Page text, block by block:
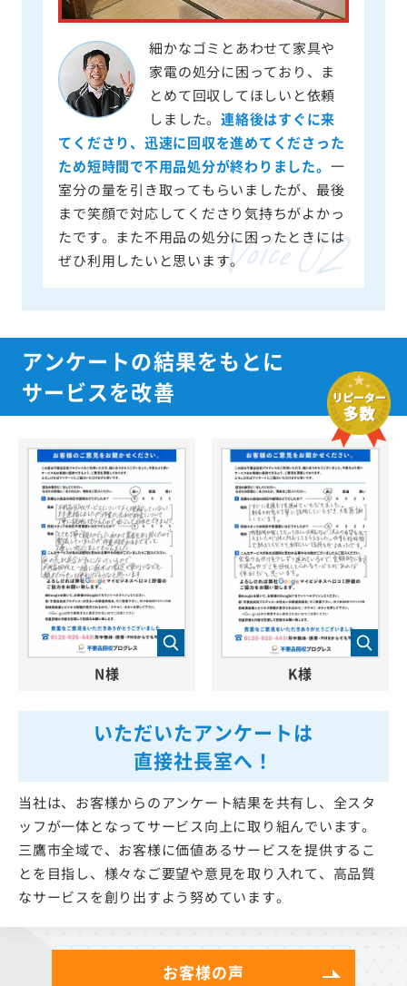
細かなゴミとあわせて家具や
家電の処分に困っており、ま
とめて回収してほしいと依頼
しました。連絡後はすぐに来
てくださり、迅速に回収を進めてくださった
ため短時間で不用品処分が終わりました。 一
室分の量を引き取ってもらいましたが、最後
まで笑顔で対応してくださり気持ちがよかっ
たです。また不用品の処分に困ったときには
ぜひ利用したいと思います。
アンケートの結果をもとに
サービスを改善
いただいたアンケートは
直接社長室へ！
当社は、お客様からのアンケート結果を共有し、全スタ
ッフが一体となってサービス向上に取り組んでいます。
三鷹市全域で、お客様に価値あるサービスを提供するこ
とを目指し、様々なご要望や意見を取り入れて、高品質
なサービスを創り出すよう努めています。
N様 K様
お客様の声